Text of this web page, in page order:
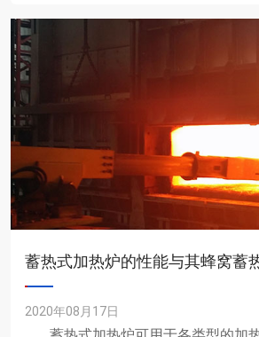
蓄热式加热炉的性能与其蜂窝蓄
2020年08月17日